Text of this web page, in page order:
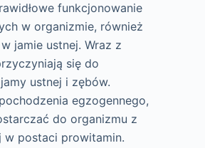
funkcjonowanie
w organizmie, również
jamie ustnej. Wraz z
się do
ustnej i zębów.
egzogennego,
do organizmu z
w postaci prowitamin.